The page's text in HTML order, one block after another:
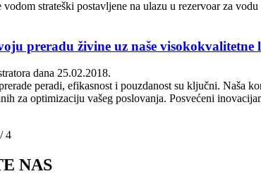
strateški postavljene na ulazu u rezervoar za
preradu živine uz naše
dana 25.02.2018.
peradi, efikasnost i pouzdanost su ključni. Naša
za optimizaciju vašeg poslovanja. Posvećeni
4
NAS